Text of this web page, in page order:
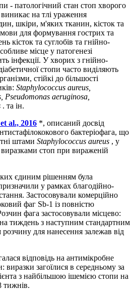
- патологічний стан стоп хворого
на тлі ураження
шкіри, м'яких тканин, кісток та
для формування гострих та
кісток та суглобів та гнійно-
місце у патогенезі
інфекції. У хворих з гнійно-
стопи часто виділяють
стійкі до більшості
Staphylococcus aureus,
Pseudomonas aeruginosa,
. та ін.
al., 2016 *, описаний досвід
бактеріофага, що
штами Staphylococcus aureus , у
виразками стоп при вираженій
єдиним рішенням була
у рамках благодійно-
Застосовували комерційно
фаг Sb-1 із повністю
фага застосовували місцево:
тиждень з наступним стандартним
для нанесення залежав від
відповідь на антимікробне
виразки загоїлися в середньому за
з найбільшою ішемією стопи на
тижнів.